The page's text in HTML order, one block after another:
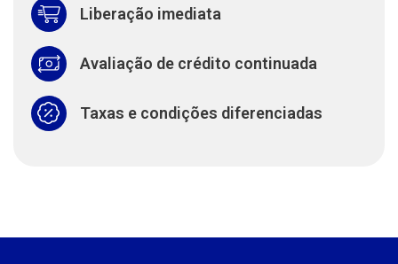
Liberação imediata
Avaliação de crédito continuada
Taxas e condições diferenciadas